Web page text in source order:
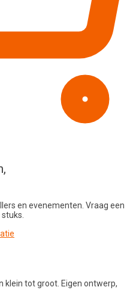
,
en evenementen. Vraag een
klein tot groot. Eigen ontwerp,